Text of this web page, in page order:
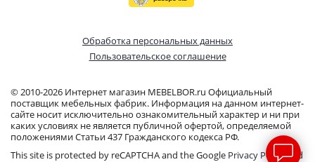
© 2010-2026 Интернет магазин MEBELBOR.ru Официальный
поставщик мебельных фабрик. Информация на данном интернет-
сайте носит исключительно ознакомительный характер и ни при
каких условиях не является публичной офертой, определяемой
положениями Статьи 437 Гражданского кодекса РФ.
This site is protected by reCAPTCHA and the Google Privacy Policyand
Обработка персональных данных
Пользовательское соглашение